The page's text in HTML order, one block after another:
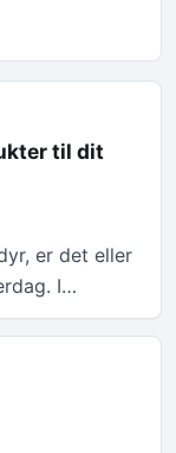
til dit
er det eller
I…